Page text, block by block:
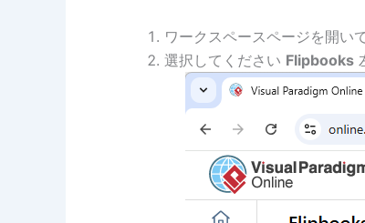
ワークスペースページを開い
選択してください Flipbooks